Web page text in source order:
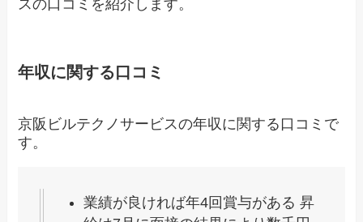
スの口コミを紹介します。
年収に関する口コミ
京阪ビルテクノサービスの年収に関する口コミで
す。
業績が良ければ年4回賞与がある 昇